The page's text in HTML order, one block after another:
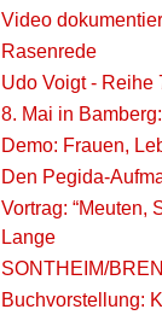
Video
Rasenrede
Udo Voigt - Reihe
8. Mai in
Demo: Frauen,
Den Pegida-
Vortrag: “Meuten,
Lange
SONTHEIM/
Buchvorstellung: